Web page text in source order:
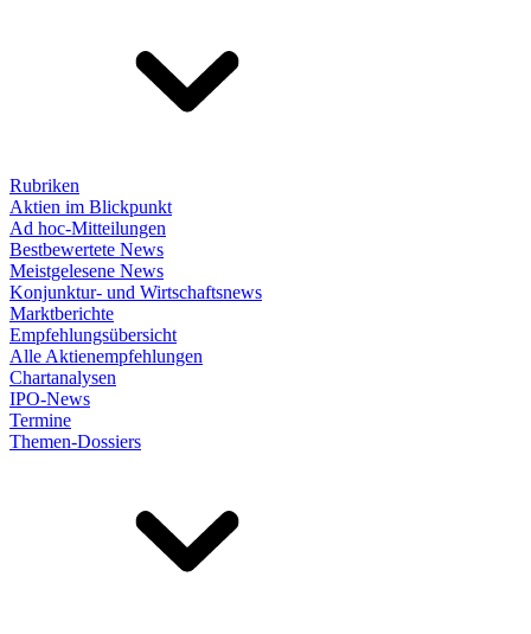
Rubriken
Aktien im Blickpunkt
Ad hoc-Mitteilungen
Bestbewertete News
Meistgelesene News
Konjunktur- und Wirtschaftsnews
Marktberichte
Empfehlungsübersicht
Alle Aktienempfehlungen
Chartanalysen
IPO-News
Termine
Themen-Dossiers